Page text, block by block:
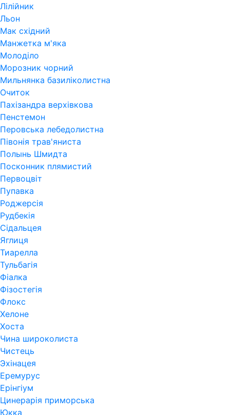
Лілійник
Льон
Мак східний
Манжетка м'яка
Молоділо
Морозник чорний
Мильнянка базиліколистна
Очиток
Пахізандра верхівкова
Пенстемон
Перовська лебедолистна
Півонія трав'яниста
Полынь Шмидта
Посконник плямистий
Первоцвіт
Пупавка
Роджерсія
Рудбекія
Сідальцея
Яглиця
Тиарелла
Тульбагія
Фіалка
Фізостегія
Флокс
Хелоне
Хоста
Чина широколиста
Чистець
Эхінацея
Еремурус
Ерінгіум
Цинерарія приморська
Юкка